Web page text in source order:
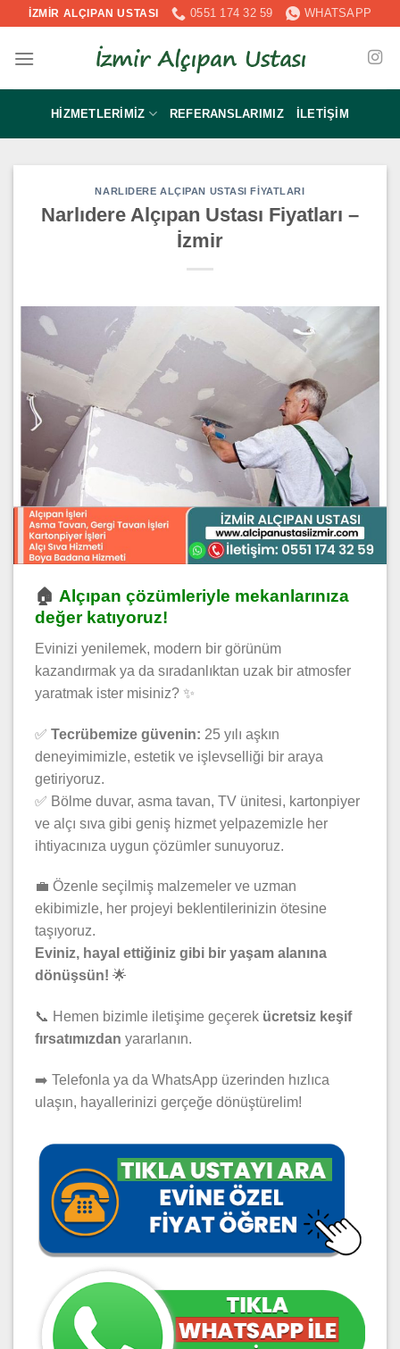
İçeriğeİZMİR ALÇIPAN USTASI 0551 174 32 59 WHATSAPP
HIZMETLERIMIZ REFERANSLARIMIZ İLETIŞIM
NARLIDERE ALÇIPAN USTASI FIYATLARI
Narlıdere Alçıpan Ustası Fiyatları –
İzmir
🏠 Alçıpan çözümleriyle mekanlarınıza
değer katıyoruz!
Evinizi yenilemek, modern bir görünüm
kazandırmak ya da sıradanlıktan uzak bir atmosfer
yaratmak ister misiniz? ✨
✅ Tecrübemize güvenin: 25 yılı aşkın
deneyimimizle, estetik ve işlevselliği bir araya
getiriyoruz.
✅ Bölme duvar, asma tavan, TV ünitesi, kartonpiyer
ve alçı sıva gibi geniş hizmet yelpazemizle her
ihtiyacınıza uygun çözümler sunuyoruz.
💼 Özenle seçilmiş malzemeler ve uzman
ekibimizle, her projeyi beklentilerinizin ötesine
taşıyoruz.
Eviniz, hayal ettiğiniz gibi bir yaşam alanına
dönüşsün! 🌟
📞 Hemen bizimle iletişime geçerek ücretsiz keşif
fırsatımızdan yararlanın.
➡️ Telefonla ya da WhatsApp üzerinden hızlıca
ulaşın, hayallerinizi gerçeğe dönüştürelim!